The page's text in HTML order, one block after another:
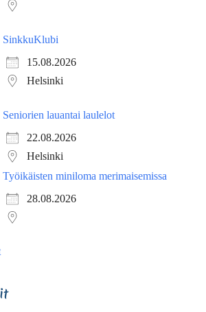
SinkkuKlubi
15.08.2026
Helsinki
Seniorien lauantai laulelot
22.08.2026
Helsinki
Työikäisten miniloma merimaisemissa
28.08.2026